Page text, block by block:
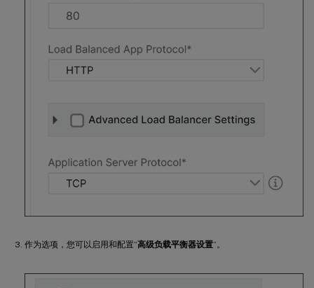
作为选项，您可以启用和配置“高级负载平衡器设置”。